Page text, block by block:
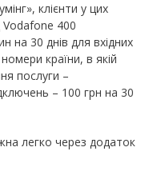
клієнти у цих
400
на 30 днів для вхідних
країни, в якій
послуги –
– 100 грн на 30
легко через додаток